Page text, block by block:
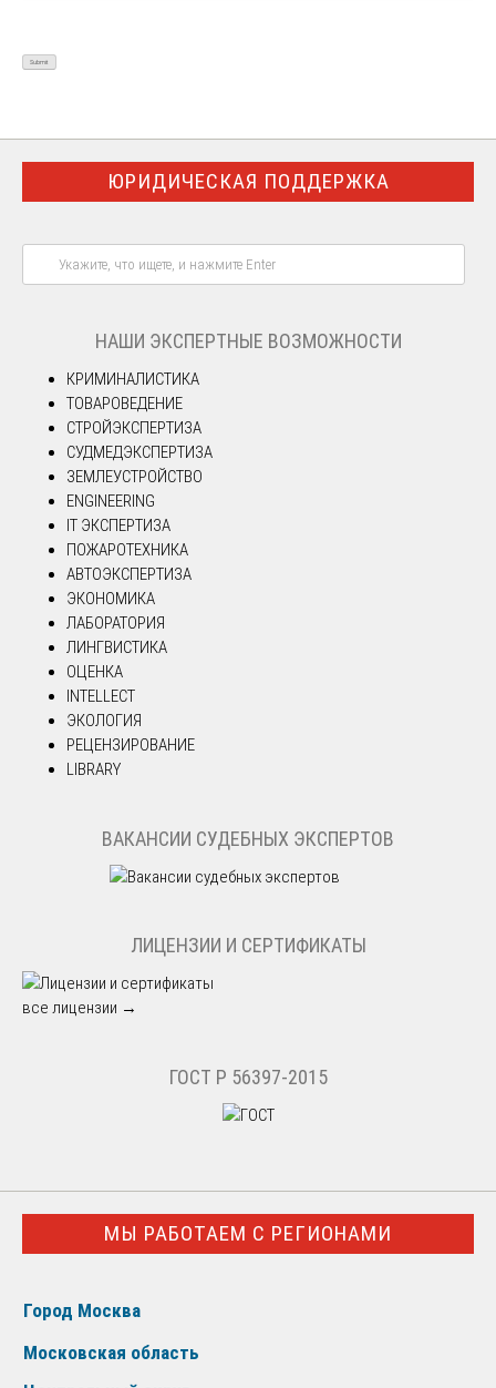
ЮРИДИЧЕСКАЯ ПОДДЕРЖКА
НАШИ ЭКСПЕРТНЫЕ ВОЗМОЖНОСТИ
КРИМИНАЛИСТИКА
ТОВАРОВЕДЕНИЕ
СТРОЙЭКСПЕРТИЗА
СУДМЕДЭКСПЕРТИЗА
ЗЕМЛЕУСТРОЙСТВО
ENGINEERING
IT ЭКСПЕРТИЗА
ПОЖАРОТЕХНИКА
АВТОЭКСПЕРТИЗА
ЭКОНОМИКА
ЛАБОРАТОРИЯ
ЛИНГВИСТИКА
ОЦЕНКА
INTELLECT
ЭКОЛОГИЯ
РЕЦЕНЗИРОВАНИЕ
LIBRARY
ВАКАНСИИ СУДЕБНЫХ ЭКСПЕРТОВ
ЛИЦЕНЗИИ И СЕРТИФИКАТЫ
все лицензии →
ГОСТ Р 56397-2015
МЫ РАБОТАЕМ С РЕГИОНАМИ
Город Москва
Московская область